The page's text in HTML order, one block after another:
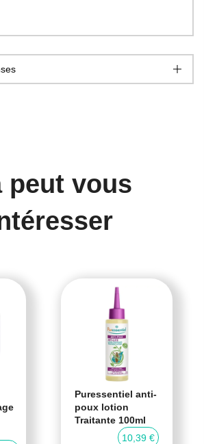
peut vous
Puressentiel anti-
poux lotion
Traitante 100ml
10,39 €